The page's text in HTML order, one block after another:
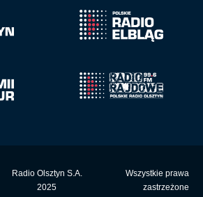
Radio Olsztyn S.A.
2025
Wszystkie prawa
zastrzeżone